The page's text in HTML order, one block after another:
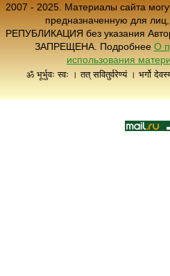
2007 - 2025. Материалы сайта
предназначенную для
РЕПУБЛИКАЦИЯ без указания
ЗАПРЕЩЕНА. Подробнее О
использования
ॐ भूर्भुवः स्वः । तत् सवितुर्वरेण्यं । भर्गो